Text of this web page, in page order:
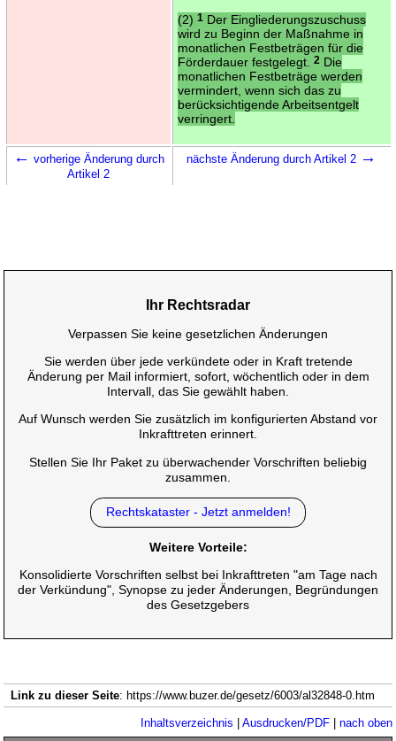
(2) 1Der Eingliederungszuschuss
wird zu Beginn der Maßnahme in
monatlichen Festbeträgen für die
Förderdauer festgelegt.
2Die
monatlichen Festbeträge werden
vermindert, wenn sich das zu
berücksichtigende Arbeitsentgelt
verringert.
← vorherige Änderung durch
Artikel 2
nächste Änderung durch Artikel 2 →
Ihr Rechtsradar
Verpassen Sie keine gesetzlichen Änderungen
Sie werden über jede verkündete oder in Kraft tretende
Änderung per Mail informiert, sofort, wöchentlich oder in dem
Intervall, das Sie gewählt haben.
Auf Wunsch werden Sie zusätzlich im konfigurierten Abstand vor
Inkrafttreten erinnert.
Stellen Sie Ihr Paket zu überwachender Vorschriften beliebig
zusammen.
Rechtskataster - Jetzt anmelden!
Weitere Vorteile:
Konsolidierte Vorschriften selbst bei Inkrafttreten "am Tage nach
der Verkündung", Synopse zu jeder Änderungen, Begründungen
des Gesetzgebers
Link zu dieser Seite: https://www.buzer.de/gesetz/6003/al32848-0.htm
Inhaltsverzeichnis Ausdrucken/PDF| nach oben